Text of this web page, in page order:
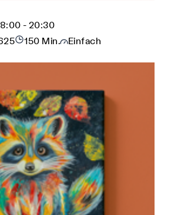
- 20:30
150 Min.
Einfach